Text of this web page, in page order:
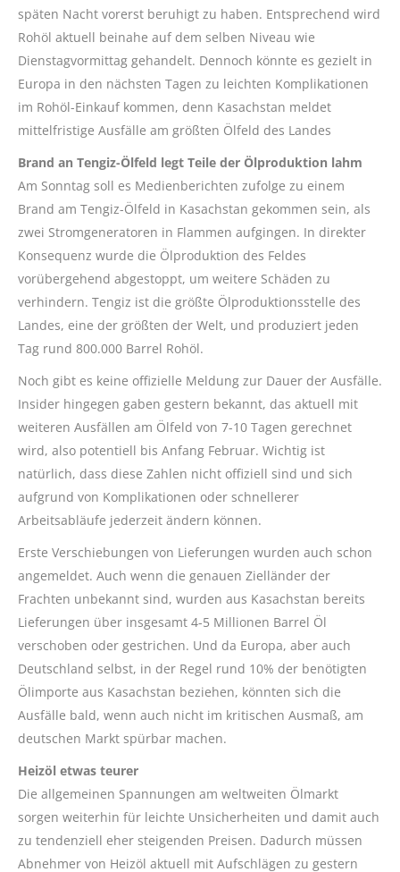
späten Nacht vorerst beruhigt zu haben. Entsprechend wird
Rohöl aktuell beinahe auf dem selben Niveau wie
Dienstagvormittag gehandelt. Dennoch könnte es gezielt in
Europa in den nächsten Tagen zu leichten Komplikationen
im Rohöl-Einkauf kommen, denn Kasachstan meldet
mittelfristige Ausfälle am größten Ölfeld des Landes
Brand an Tengiz-Ölfeld legt Teile der Ölproduktion lahm
Am Sonntag soll es Medienberichten zufolge zu einem
Brand am Tengiz-Ölfeld in Kasachstan gekommen sein, als
zwei Stromgeneratoren in Flammen aufgingen. In direkter
Konsequenz wurde die Ölproduktion des Feldes
vorübergehend abgestoppt, um weitere Schäden zu
verhindern. Tengiz ist die größte Ölproduktionsstelle des
Landes, eine der größten der Welt, und produziert jeden
Tag rund 800.000 Barrel Rohöl.
Noch gibt es keine offizielle Meldung zur Dauer der Ausfälle.
Insider hingegen gaben gestern bekannt, das aktuell mit
weiteren Ausfällen am Ölfeld von 7-10 Tagen gerechnet
wird, also potentiell bis Anfang Februar. Wichtig ist
natürlich, dass diese Zahlen nicht offiziell sind und sich
aufgrund von Komplikationen oder schnellerer
Arbeitsabläufe jederzeit ändern können.
Erste Verschiebungen von Lieferungen wurden auch schon
angemeldet. Auch wenn die genauen Zielländer der
Frachten unbekannt sind, wurden aus Kasachstan bereits
Lieferungen über insgesamt 4-5 Millionen Barrel Öl
verschoben oder gestrichen. Und da Europa, aber auch
Deutschland selbst, in der Regel rund 10% der benötigten
Ölimporte aus Kasachstan beziehen, könnten sich die
Ausfälle bald, wenn auch nicht im kritischen Ausmaß, am
deutschen Markt spürbar machen.
Heizöl etwas teurer
Die allgemeinen Spannungen am weltweiten Ölmarkt
sorgen weiterhin für leichte Unsicherheiten und damit auch
zu tendenziell eher steigenden Preisen. Dadurch müssen
Abnehmer von Heizöl aktuell mit Aufschlägen zu gestern